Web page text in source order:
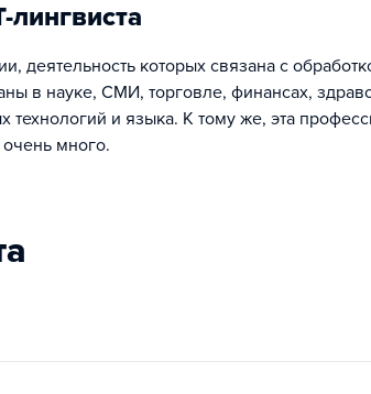
которых связана с
в науке, СМИ, торговле, финансах,
и языка. К тому же, эта
много.